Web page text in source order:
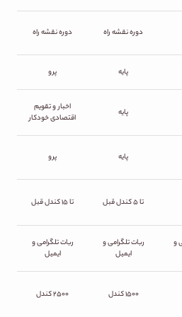
دوره نقشه راه دوره نقشه راه
پایه پرو
پایه
اخبار و تقویم
اقتصادی خودکار
پایه پرو
تا ۵ کندل قبل تا ۱۵ کندل قبل
و
ربات تلگرامی و
ایمیل
ربات تلگرامی و
ایمیل
۱۵۰۰ کندل ۲۵۰۰ کندل